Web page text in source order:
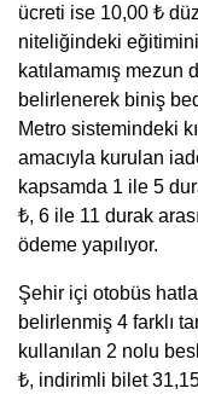
ücreti ise 10,00 ₺
niteliğindeki
katılamamış
belirlenerek biniş
Metro sistemindeki
amacıyla kurulan
kapsamda 1 ile 5
₺, 6 ile 11 durak
ödeme yapılıyor.
Şehir içi otobüs
belirlenmiş 4 farklı
kullanılan 2 nolu
₺, indirimli bilet